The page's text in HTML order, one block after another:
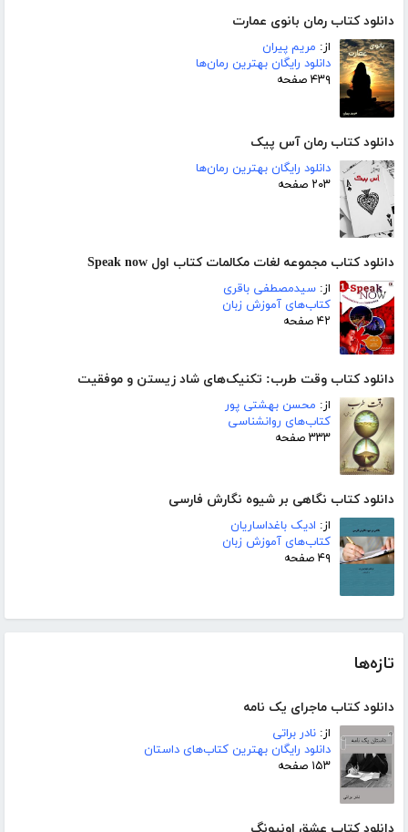
دانلود کتاب رمان بانوی عمارت
از: مریم پیران
دانلود رایگان بهترین رمان‌ها
۴۳۹ صفحه
دانلود کتاب رمان آس پیک
دانلود رایگان بهترین رمان‌ها
۲۰۳ صفحه
دانلود کتاب مجموعه لغات مکالمات کتاب اول Speak now
از: سیدمصطفی باقری
کتاب‌های آموزش زبان
۴۲ صفحه
دانلود کتاب وقت طرب: تکنیک‌های شاد زیستن و موفقیت
از: محسن بهشتی پور
کتاب‌های روانشناسی
۳۳۳ صفحه
دانلود کتاب نگاهی بر شیوه نگارش فارسی
از: ادیک باغداساریان
کتاب‌های آموزش زبان
۴۹ صفحه
تازه‌ها
دانلود کتاب ماجرای یک نامه
از: نادر براتی
دانلود رایگان بهترین کتاب‌های داستان
۱۵۳ صفحه
دانلود کتاب عشق اونیونگ